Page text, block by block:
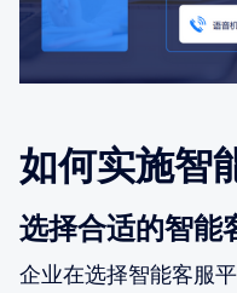
如何实施智
选择合适的智能
企业在选择智能客服